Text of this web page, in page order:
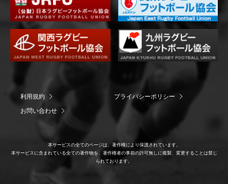
利用規約
プライバシーポリシー
お問い合わせ
本サービスの全てのページは、著作権により保護されています。
本サービスに含まれている全ての著作物を、著作権者の事前の許可無しに複製、変更することは禁じ
られております。